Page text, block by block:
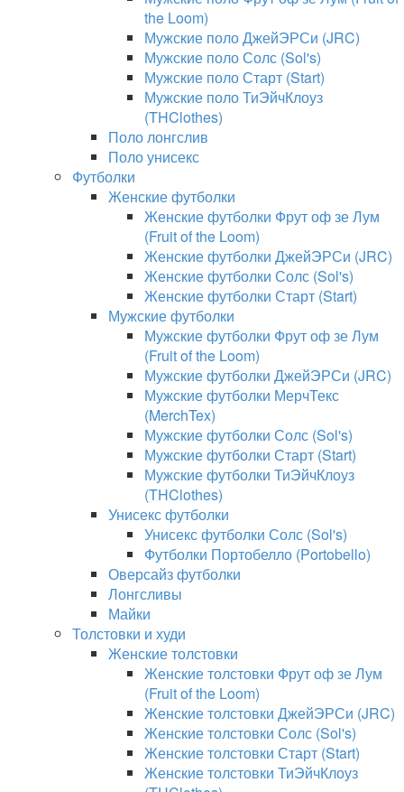
the Loom)
Мужские поло ДжейЭРСи (JRC)
Мужские поло Солс (Sol's)
Мужские поло Старт (Start)
Мужские поло ТиЭйчКлоуз
(THClothes)
Поло лонгслив
Поло унисекс
Футболки
Женские футболки
Женские футболки Фрут оф зе Лум
(Fruit of the Loom)
Женские футболки ДжейЭРСи (JRC)
Женские футболки Солс (Sol's)
Женские футболки Старт (Start)
Мужские футболки
Мужские футболки Фрут оф зе Лум
(Fruit of the Loom)
Мужские футболки ДжейЭРСи (JRC)
Мужские футболки МерчТекс
(MerchTex)
Мужские футболки Солс (Sol's)
Мужские футболки Старт (Start)
Мужские футболки ТиЭйчКлоуз
(THClothes)
Унисекс футболки
Унисекс футболки Солс (Sol's)
Футболки Портобелло (Portobello)
Оверсайз футболки
Лонгсливы
Майки
Толстовки и худи
Женские толстовки
Женские толстовки Фрут оф зе Лум
(Fruit of the Loom)
Женские толстовки ДжейЭРСи (JRC)
Женские толстовки Солс (Sol's)
Женские толстовки Старт (Start)
Женские толстовки ТиЭйчКлоуз